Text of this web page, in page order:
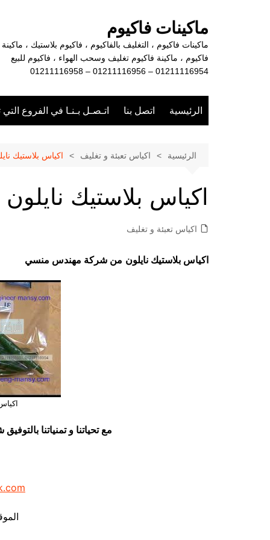
ماكينات فاكيوم
ماكينات فاكيوم ، التغليف بالفاكيوم ، فاكيوم بلاستيك ، ماكينة
فاكيوم ، ماكينة فاكيوم تغليف وسحب الهواء ، فاكيوم للبيع
01211116954 – 01211116956 – 01211116958
الرئيسية اتصل بنا اتـصـل بـنـا في الفروع
الرئيسية اكياس تعبئة و تغليف اكياس بلاستيك
اكياس بلاستيك نايلون
اكياس تعبئة و تغليف
اكياس بلاستيك نايلون من شركة مهندس منسي
مع تحياتنا و تمنياتنا